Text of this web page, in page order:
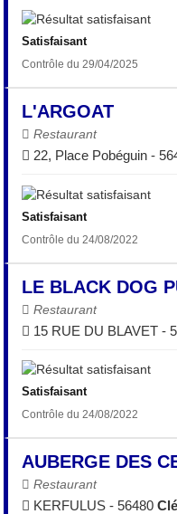
Satisfaisant
Contrôle du 29/04/2025
L'ARGOAT
Restaurant
22, Place Pobéguin -
Satisfaisant
Contrôle du 24/08/2022
LE BLACK DOG
Restaurant
15 RUE DU BLAVET -
Satisfaisant
Contrôle du 24/08/2022
AUBERGE DES
Restaurant
KERFULUS - 56480